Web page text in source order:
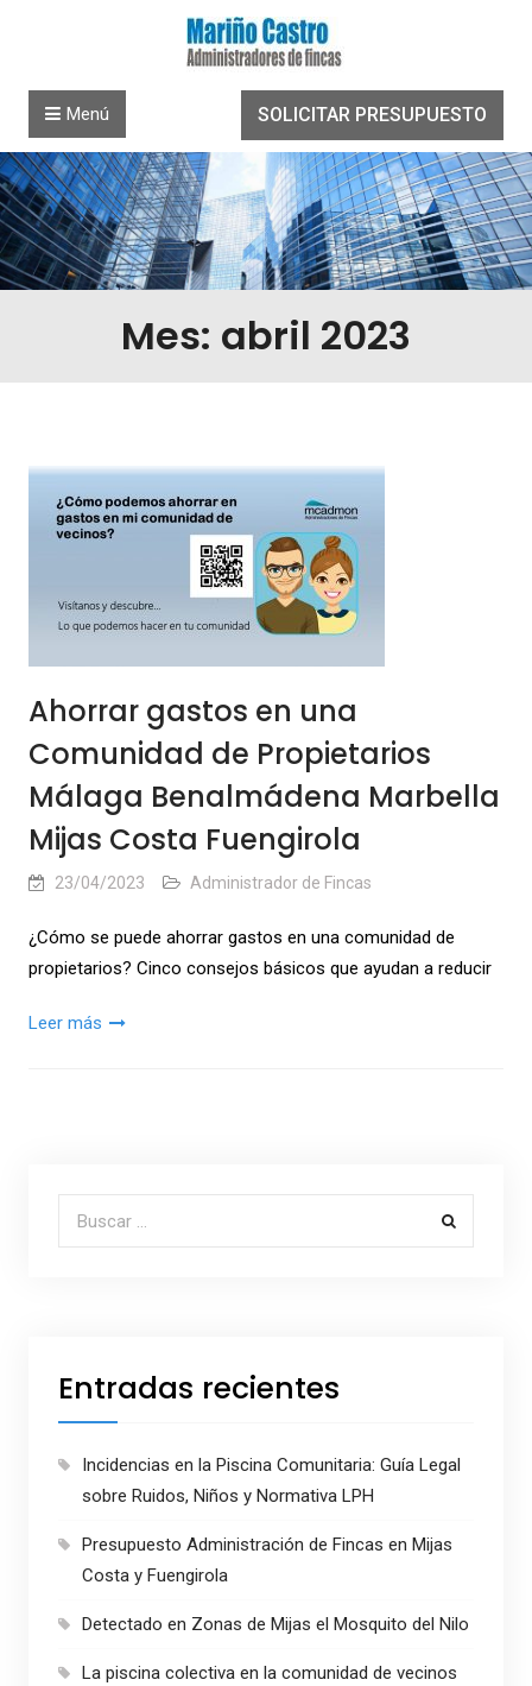
SOLICITAR PRESUPUESTO
Menú
Mes: abril 2023
Ahorrar gastos en una
Comunidad de Propietarios
Málaga Benalmádena Marbella
Mijas Costa Fuengirola
23/04/2023 Administrador de Fincas
¿Cómo se puede ahorrar gastos en una comunidad de
propietarios? Cinco consejos básicos que ayudan a reducir
Leer más
Buscar por:
Entradas recientes
Incidencias en la Piscina Comunitaria: Guía Legal
sobre Ruidos, Niños y Normativa LPH
Presupuesto Administración de Fincas en Mijas
Costa y Fuengirola
Detectado en Zonas de Mijas el Mosquito del Nilo
La piscina colectiva en la comunidad de vecinos